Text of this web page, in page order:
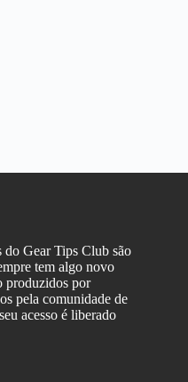
do Gear Tips Club são
tem algo novo
produzidos por
pela comunidade de
acesso é liberado